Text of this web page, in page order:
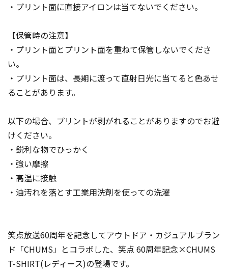
・プリント面に直接アイロンは当てないでください。
【保管時の注意】
・プリント面とプリント面を重ねて保管しないでくださ
い。
・プリント面は、長期に渡って直射日光に当てると色あせ
ることがあります。
以下の場合、プリントが剥がれることがありますのでお避
けください。
・鋭利な物でひっかく
・強い摩擦
・高温に接触
・油汚れを落とす工業用洗剤を使っての洗濯
笑点放送60周年を記念してアウトドア・カジュアルブラン
ド「CHUMS」とコラボした、笑点 60周年記念×CHUMS
T-SHIRT(レディース)の登場です。